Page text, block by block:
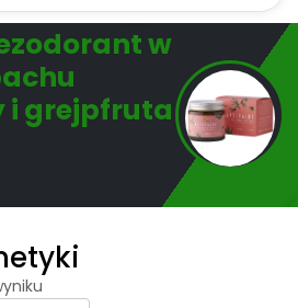
w
i grejpfruta